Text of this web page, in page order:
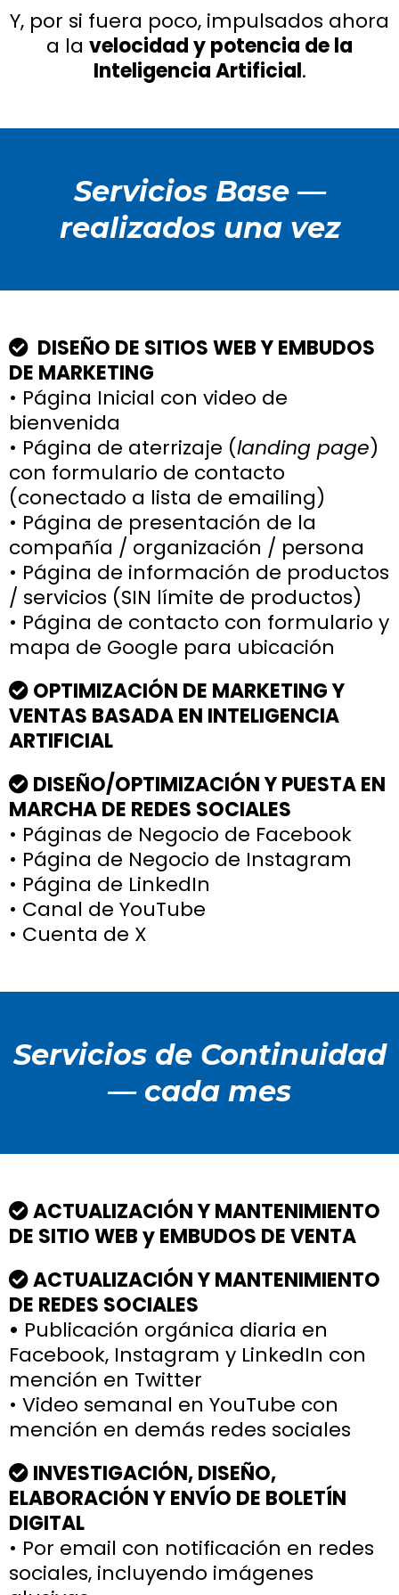
Y, por si fuera poco, impulsados ahora
a la velocidad y potencia de la
Inteligencia Artificial.
Servicios Base —
realizados una vez
DISEÑO DE SITIOS WEB Y EMBUDOS
DE MARKETING
• Página Inicial con video de
bienvenida
• Página de aterrizaje (landing page)
con formulario de contacto
(conectado a lista de emailing)
• Página de presentación de la
compañía / organización / persona
• Página de información de productos
/ servicios (SIN límite de productos)
• Página de contacto con formulario y
mapa de Google para ubicación
OPTIMIZAC​​​​​IÓN DE MARKETING Y
VENTAS BASADA EN INTELIGENCIA
ARTIFICIAL
DISEÑO/OPTIMIZACIÓN Y PUESTA EN
MARCHA DE REDES SOCIALES
• Páginas de Negocio de Facebook
• Página de Negocio de Instagram
• Página de LinkedIn
• Canal de YouTube
• Cuenta de X​​​​​
Servicios de Continuidad
— cada mes
ACTUALIZACIÓN Y MANTENIMIENTO
DE SITIO WEB y EMBUDOS DE VENTA
ACTUALIZACIÓN Y MANTENIMIENTO
DE REDES SOCIALES
• Publicación orgánica diaria en
Facebook, Instagram y LinkedIn con
mención en Twitter
• Video semanal en YouTube con
mención en demás redes sociales
INVESTIGACIÓN, DISEÑO,
ELABORACIÓN Y ENVÍO DE BOLETÍN
DIGITAL
• Por email con notificación en redes
sociales, incluyendo imágenes